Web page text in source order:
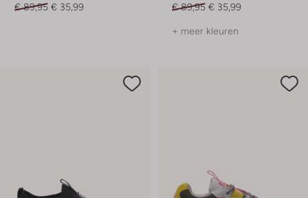
€ 89,95 € 35,99
€ 89,95 € 35,99
+ meer kleuren